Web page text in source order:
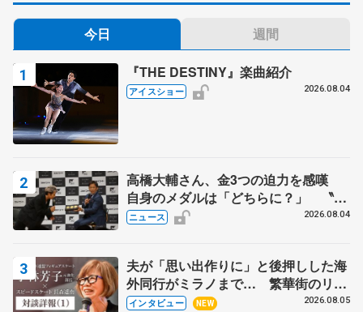
今日 週間
『THE DESTINY』楽曲紹介
アイスショー 2026.08.04
高橋大輔さん、金3つの迫力を感嘆
自身のメダルは「どちらに？」 〝リ
ス兄弟〟オリンピック3連覇の野村忠
ニュース 2026.08.04
夫が「思い出作りに」と後押しした海
外同行がミラノまで… 繁華街のリン
クでは不良のお兄さんも味方に 小林
インタビュー NEW 2026.08.05